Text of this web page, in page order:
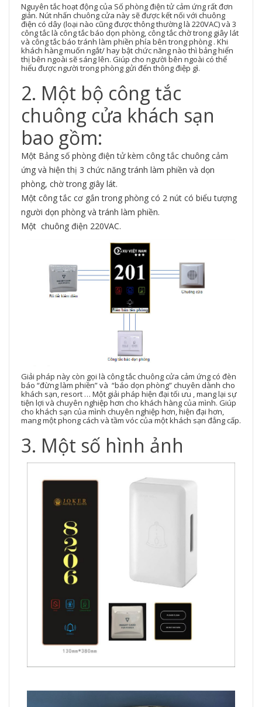
Nguyên tắc hoạt động của Số phòng điện tử cảm ứng rất đơn
giản. Nút nhấn chuông cửa này sẽ được kết nối với chuông
điện có dây (loại nào cũng được thông thường là 220VAC) và 3
công tắc là công tắc báo dọn phòng, công tắc chờ trong giây lát
và công tắc báo tránh làm phiền phía bên trong phòng . Khi
khách hàng muốn ngắt/ hay bật chức năng nào thì bảng hiển
thị bên ngoài sẽ sáng lên. Giúp cho người bên ngoài có thể
hiểu được người trong phòng gửi đến thông điệp gì.
2. Một bộ công tắc
chuông cửa khách sạn
bao gồm:
Một Bảng số phòng điện tử kèm công tắc chuông cảm
ứng và hiện thị 3 chức năng tránh làm phiền và dọn
phòng, chờ trong giây lát.
Một công tắc cơ gắn trong phòng có 2 nút có biểu tượng
người dọn phòng và tránh làm phiền.
Một chuông điện 220VAC.
Giải pháp này còn gọi là công tắc chuông cửa cảm ứng có đèn
báo “đừng làm phiền” và “báo dọn phòng” chuyên dành cho
khách sạn, resort … Một giải pháp hiện đại tối ưu , mang lại sự
tiện lợi và chuyên nghiệp hơn cho khách hàng của mình. Giúp
cho khách sạn của mình chuyên nghiệp hơn, hiện đại hơn,
mang một phong cách và tầm vóc của một khách sạn đẳng cấp.
3. Một số hình ảnh